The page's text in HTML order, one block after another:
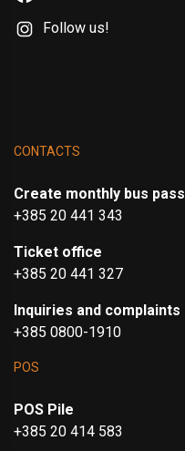
Follow us!
CONTACTS
Create monthly bus pass
+385 20 441 343
Ticket office
+385 20 441 327
Inquiries and complaints
+385 0800-1910
POS
POS Pile
+385 20 414 583